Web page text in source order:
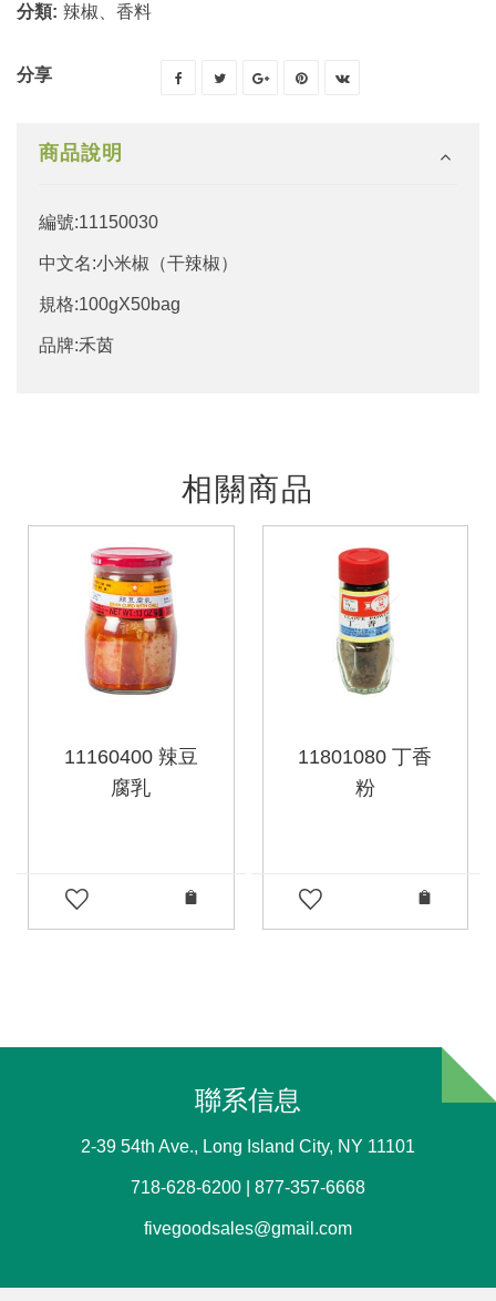
分類: 辣椒、香料
分享
商品說明
編號:11150030
中文名:小米椒（干辣椒）
規格:100gX50bag
品牌:禾茵
相關商品
11160400 辣豆
腐乳
11801080 丁香
粉
聯系信息
2-39 54th Ave., Long Island City, NY 11101
718-628-6200 | 877-357-6668
fivegoodsales@gmail.com